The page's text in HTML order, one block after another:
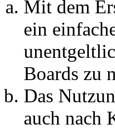
Mit dem
ein
Boards zu
Das
auch nach